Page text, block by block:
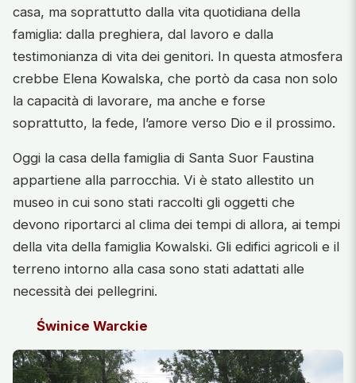
casa, ma soprattutto dalla vita quotidiana della
famiglia: dalla preghiera, dal lavoro e dalla
testimonianza di vita dei genitori. In questa atmosfera
crebbe Elena Kowalska, che portò da casa non solo
la capacità di lavorare, ma anche e forse
soprattutto, la fede, l’amore verso Dio e il prossimo.
Oggi la casa della famiglia di Santa Suor Faustina
appartiene alla parrocchia. Vi è stato allestito un
museo in cui sono stati raccolti gli oggetti che
devono riportarci al clima dei tempi di allora, ai tempi
della vita della famiglia Kowalski. Gli edifici agricoli e il
terreno intorno alla casa sono stati adattati alle
necessità dei pellegrini.
Świnice Warckie